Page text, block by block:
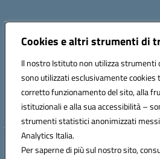
Cookies e altri strumenti di
Il nostro Istituto non utilizza strumenti
sono utilizzati esclusivamente cookies
corretto funzionamento del sito, alla
istituzionali e alla sua accessibilità –
strumenti statistici anonimizzati messi
Analytics Italia.
Per saperne di più sul nostro sito,
Indirizzo:Piazza S. G. Bosco, 1 95014
Posta elettronica certificata (PEC):
Codice fiscale: 92001680872
Codice meccanografico: CTIC8AZ00A
Hosting & Powered by